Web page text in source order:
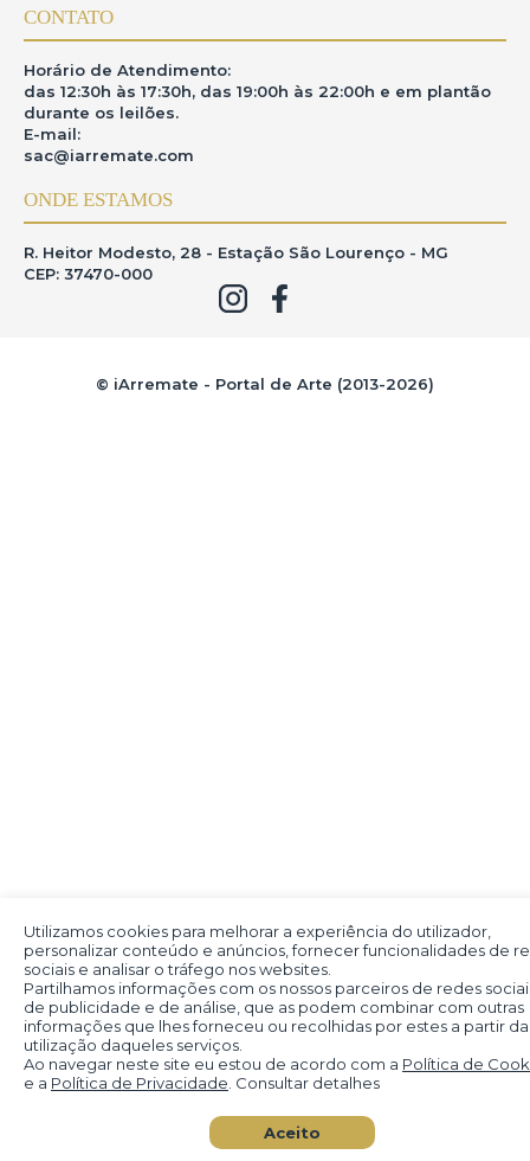
Utilizamos cookies para melhorar a experiência do utilizador,
personalizar conteúdo e anúncios, fornecer funcionalidades de
sociais e analisar o tráfego nos websites.
Partilhamos informações com os nossos parceiros de redes
de publicidade e de análise, que as podem combinar com outras
informações que lhes forneceu ou recolhidas por estes a partir da
utilização daqueles serviços.
Ao navegar neste site eu estou de acordo com a Política de
e a Política de Privacidade . Consultar detalhes
Aceito
CONTATO
Horário de Atendimento:
das 12:30h às 17:30h, das 19:00h às 22:00h e em plantão
durante os leilões.
E-mail:
sac@iarremate.com
ONDE ESTAMOS
R. Heitor Modesto, 28 - Estação São Lourenço - MG
CEP: 37470-000
© iArremate - Portal de Arte (2013-2026)